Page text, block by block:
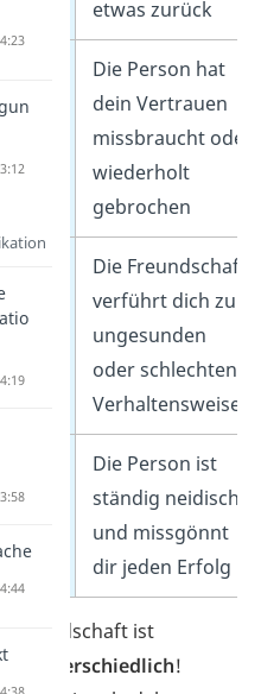
etwas zurück
Die Person hat
dein Vertrauen
missbraucht oder
wiederholt
gebrochen
Die Freundschaft
verführt dich zu
ungesunden
oder schlechten
Verhaltensweisen
Die Person ist
ständig neidisch
und missgönnt
dir jeden Erfolg
Freundschaft ist
unterschiedlich!